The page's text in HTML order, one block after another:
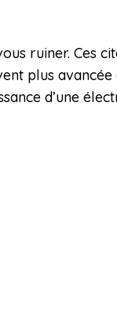
ruiner. Ces
plus avancée
d’une